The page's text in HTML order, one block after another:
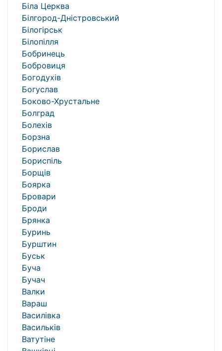
Біла Церква
Білгород-Дністровський
Білогірськ
Білопілля
Бобринець
Бобровиця
Богодухів
Богуслав
Боково-Хрустальне
Болград
Болехів
Борзна
Борислав
Бориспіль
Борщів
Боярка
Бровари
Броди
Брянка
Буринь
Бурштин
Буськ
Буча
Бучач
Валки
Вараш
Василівка
Васильків
Ватутіне